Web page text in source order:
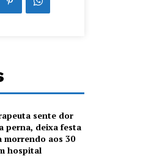
sente dor
perna, deixa festa
morrendo aos 30
hospital